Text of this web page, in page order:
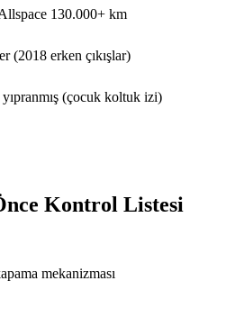
130.000+ km
(2018 erken çıkışlar)
(çocuk koltuk izi)
Kontrol Listesi
mekanizması